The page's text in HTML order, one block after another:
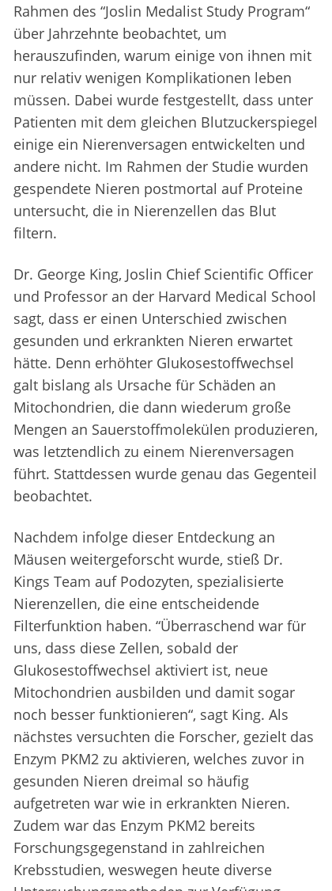
Rahmen des “Joslin Medalist Study Program“
über Jahrzehnte beobachtet, um
herauszufinden, warum einige von ihnen mit
nur relativ wenigen Komplikationen leben
müssen. Dabei wurde festgestellt, dass unter
Patienten mit dem gleichen Blutzuckerspiegel
einige ein Nierenversagen entwickelten und
andere nicht. Im Rahmen der Studie wurden
gespendete Nieren postmortal auf Proteine
untersucht, die in Nierenzellen das Blut
filtern.
Dr. George King, Joslin Chief Scientific Officer
und Professor an der Harvard Medical School
sagt, dass er einen Unterschied zwischen
gesunden und erkrankten Nieren erwartet
hätte. Denn erhöhter Glukosestoffwechsel
galt bislang als Ursache für Schäden an
Mitochondrien, die dann wiederum große
Mengen an Sauerstoffmolekülen produzieren,
was letztendlich zu einem Nierenversagen
führt. Stattdessen wurde genau das Gegenteil
beobachtet.
Nachdem infolge dieser Entdeckung an
Mäusen weitergeforscht wurde, stieß Dr.
Kings Team auf Podozyten, spezialisierte
Nierenzellen, die eine entscheidende
Filterfunktion haben. “Überraschend war für
uns, dass diese Zellen, sobald der
Glukosestoffwechsel aktiviert ist, neue
Mitochondrien ausbilden und damit sogar
noch besser funktionieren“, sagt King. Als
nächstes versuchten die Forscher, gezielt das
Enzym PKM2 zu aktivieren, welches zuvor in
gesunden Nieren dreimal so häufig
aufgetreten war wie in erkrankten Nieren.
Zudem war das Enzym PKM2 bereits
Forschungsgegenstand in zahlreichen
Krebsstudien, weswegen heute diverse